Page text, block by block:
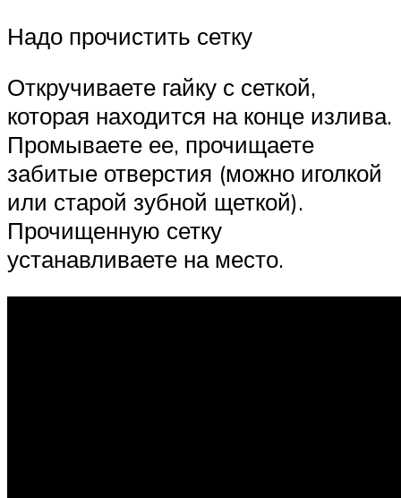
Надо прочистить сетку
Откручиваете гайку с сеткой,
которая находится на конце излива.
Промываете ее, прочищаете
забитые отверстия (можно иголкой
или старой зубной щеткой).
Прочищенную сетку
устанавливаете на место.